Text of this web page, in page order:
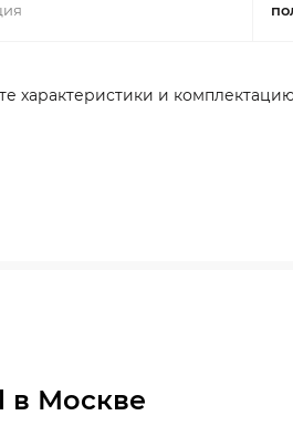
характеристики и
в Москве